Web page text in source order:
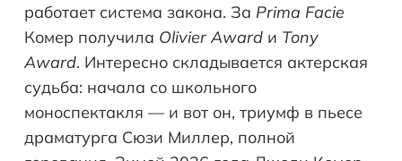
работает система закона. За Prima Facie
Комер получила Olivier Award и Tony
Award. Интересно складывается актерская
судьба: начала со школьного
моноспектакля — и вот он, триумф в пьесе
драматурга Сюзи Миллер, полной